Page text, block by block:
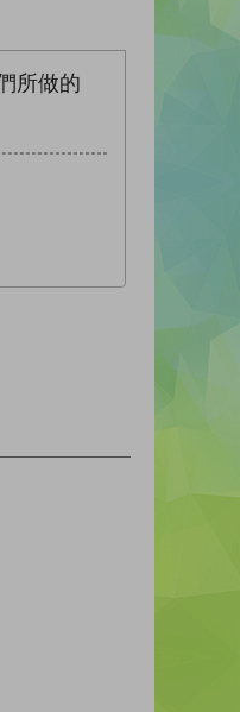
所做的